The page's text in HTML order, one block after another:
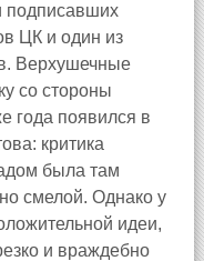
подписавших
ЦК и один из
Верхушечные
со стороны
года появился в
критика
была там
смелой. Однако у
идеи,
и враждебно